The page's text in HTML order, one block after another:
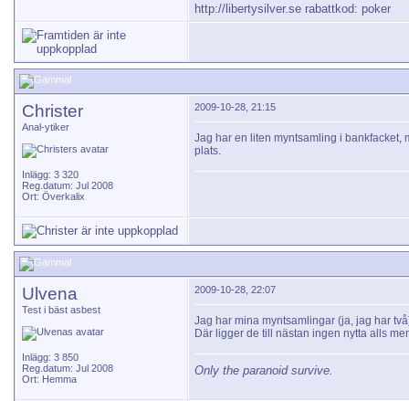
http://libertysilver.se rabattkod: poker
Christer
Anal-ytiker
Inlägg: 3 320
Reg.datum: Jul 2008
Ort: Överkalix
2009-10-28, 21:15
Jag har en liten myntsamling i bankfacket,
plats.
Ulvena
Test i bäst asbest
Inlägg: 3 850
Reg.datum: Jul 2008
Ort: Hemma
2009-10-28, 22:07
Jag har mina myntsamlingar (ja, jag har
Där ligger de till nästan ingen nytta alls
Only the paranoid survive.